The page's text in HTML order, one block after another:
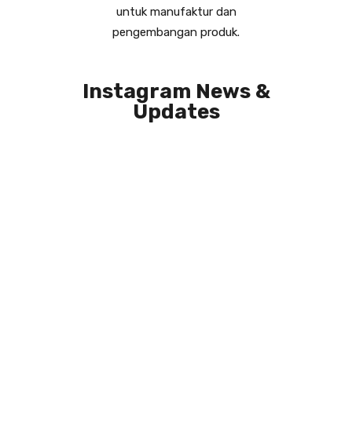
untuk manufaktur dan
pengembangan produk.
Instagram News &
Updates